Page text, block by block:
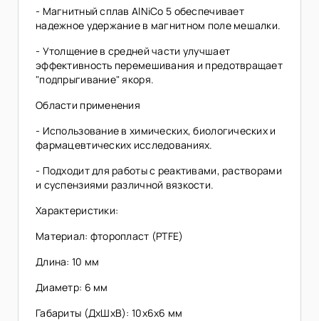
- Магнитный сплав AlNiCo 5 обеспечивает
надежное удержание в магнитном поле мешалки.
- Утолщение в средней части улучшает
эффективность перемешивания и предотвращает
"подпрыгивание" якоря.
Области применения
- Использование в химических, биологических и
фармацевтических исследованиях.
- Подходит для работы с реактивами, растворами
и суспензиями различной вязкости.
Характеристики:
Материал: фторопласт (PTFE)
Длина: 10 мм
Диаметр: 6 мм
Габариты (ДхШхВ): 10х6х6 мм